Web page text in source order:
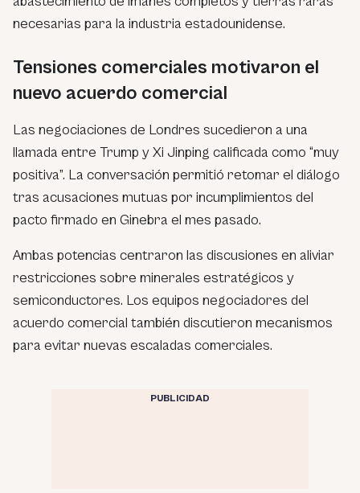
necesarias para la industria estadounidense.
Tensiones comerciales motivaron el
nuevo acuerdo comercial
Las negociaciones de Londres sucedieron a una
llamada entre Trump y Xi Jinping calificada como “muy
positiva”. La conversación permitió retomar el diálogo
tras acusaciones mutuas por incumplimientos del
pacto firmado en Ginebra el mes pasado.
Ambas potencias centraron las discusiones en aliviar
restricciones sobre minerales estratégicos y
semiconductores. Los equipos negociadores del
acuerdo comercial también discutieron mecanismos
para evitar nuevas escaladas comerciales.
PUBLICIDAD